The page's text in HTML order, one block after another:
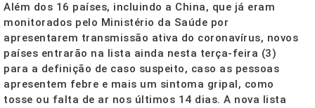
Além dos 16 países, incluindo a China, que já eram
monitorados pelo Ministério da Saúde por
apresentarem transmissão ativa do coronavírus, novos
países entrarão na lista ainda nesta terça-feira (3)
para a definição de caso suspeito, caso as pessoas
apresentem febre e mais um sintoma gripal, como
tosse ou falta de ar nos últimos 14 dias. A nova lista